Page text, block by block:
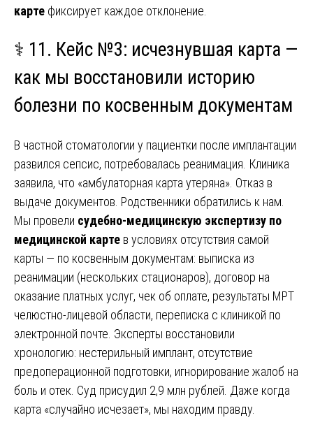
карте фиксирует каждое отклонение.
⚕️ 11. Кейс №3: исчезнувшая карта —
как мы восстановили историю
болезни по косвенным документам
В частной стоматологии у пациентки после имплантации
развился сепсис, потребовалась реанимация. Клиника
заявила, что «амбулаторная карта утеряна». Отказ в
выдаче документов. Родственники обратились к нам.
Мы провели судебно-медицинскую экспертизу по
медицинской карте в условиях отсутствия самой
карты — по косвенным документам: выписка из
реанимации (нескольких стационаров), договор на
оказание платных услуг, чек об оплате, результаты МРТ
челюстно-лицевой области, переписка с клиникой по
электронной почте. Эксперты восстановили
хронологию: нестерильный имплант, отсутствие
предоперационной подготовки, игнорирование жалоб на
боль и отек. Суд присудил 2,9 млн рублей. Даже когда
карта «случайно исчезает», мы находим правду.